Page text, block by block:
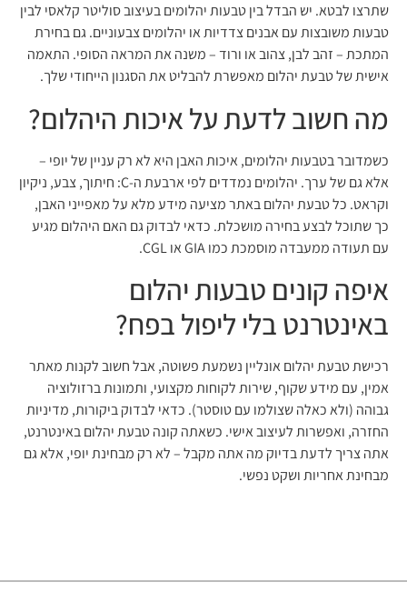
שתרצו לבטא. יש הבדל בין טבעות יהלומים בעיצוב סוליטר קלאסי לבין
טבעות משובצות עם אבנים צדדיות או יהלומים צבעוניים. גם בחירת
המתכת – זהב לבן, צהוב או ורוד – משנה את המראה הסופי. התאמה
אישית של טבעת יהלום מאפשרת להבליט את הסגנון הייחודי שלך.
מה חשוב לדעת על איכות היהלום?
כשמדובר בטבעות יהלומים, איכות האבן היא לא רק עניין של יופי –
אלא גם של ערך. יהלומים נמדדים לפי ארבעת ה-C: חיתוך, צבע, ניקיון
וקראט. כל טבעת יהלום באתר מציעה מידע מלא על מאפייני האבן,
כך שתוכל לבצע בחירה מושכלת. כדאי לבדוק גם האם היהלום מגיע
עם תעודה ממעבדה מוסמכת כמו GIA או CGL.
איפה קונים טבעות יהלום
באינטרנט בלי ליפול בפח?
רכישת טבעת יהלום אונליין נשמעת פשוטה, אבל חשוב לקנות מאתר
אמין, עם מידע שקוף, שירות לקוחות מקצועי, ותמונות ברזולוציה
גבוהה (ולא כאלה שצולמו עם טוסטר). כדאי לבדוק ביקורות, מדיניות
החזרה, ואפשרות לעיצוב אישי. כשאתה קונה טבעת יהלום באינטרנט,
אתה צריך לדעת בדיוק מה אתה מקבל – לא רק מבחינת יופי, אלא גם
מבחינת אחריות ושקט נפשי.